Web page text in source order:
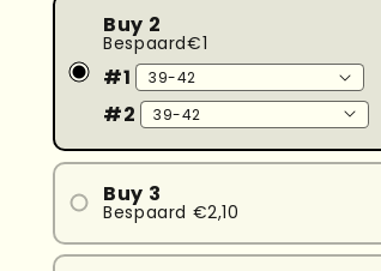
Buy 2
Bespaard€1
#1
#2
Buy 3
Bespaard €2,10